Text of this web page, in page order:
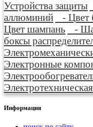
Устройства защиты
аллюминий
- Цвет
Цвет шампань
-
боксы
Электронные
Информация